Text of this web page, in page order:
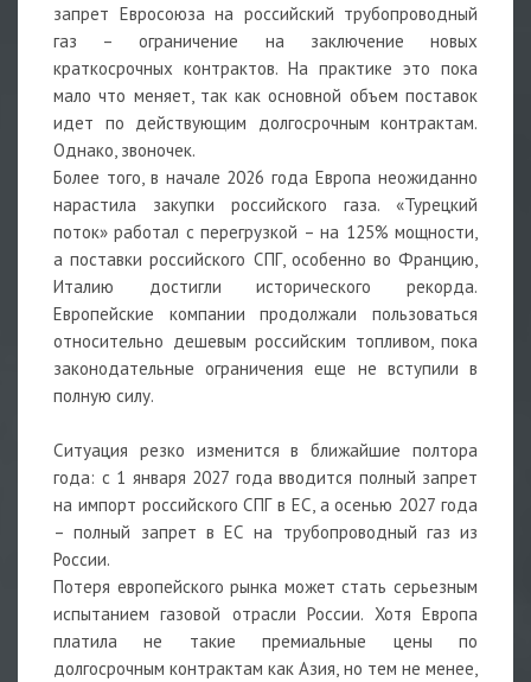
запрет Евросоюза на российский трубопроводный
газ – ограничение на заключение новых
краткосрочных контрактов. На практике это пока
мало что меняет, так как основной объем поставок
идет по действующим долгосрочным контрактам.
Однако, звоночек.
Более того, в начале 2026 года Европа неожиданно
нарастила закупки российского газа. «Турецкий
поток» работал с перегрузкой – на 125% мощности,
а поставки российского СПГ, особенно во Францию,
Италию достигли исторического рекорда.
Европейские компании продолжали пользоваться
относительно дешевым российским топливом, пока
законодательные ограничения еще не вступили в
полную силу.
Ситуация резко изменится в ближайшие полтора
года: с 1 января 2027 года вводится полный запрет
на импорт российского СПГ в ЕС, а осенью 2027 года
– полный запрет в ЕС на трубопроводный газ из
России.
Потеря европейского рынка может стать серьезным
испытанием газовой отрасли России. Хотя Европа
платила не такие премиальные цены по
долгосрочным контрактам как Азия, но тем не менее,